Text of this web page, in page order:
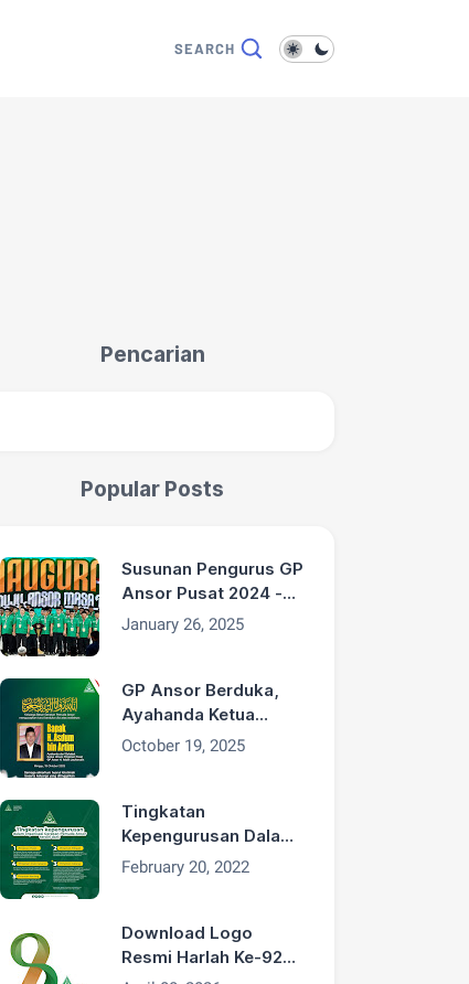
Pencarian
Popular Posts
Susunan Pengurus GP
Ansor Pusat 2024 -
2029
January 26, 2025
GP Ansor Berduka,
Ayahanda Ketua
Umum H. Addin
Wafat
October 19, 2025
Tingkatan
Kepengurusan Dalam
Organisasi GP Ansor
February 20, 2022
Download Logo
Resmi Harlah Ke-92